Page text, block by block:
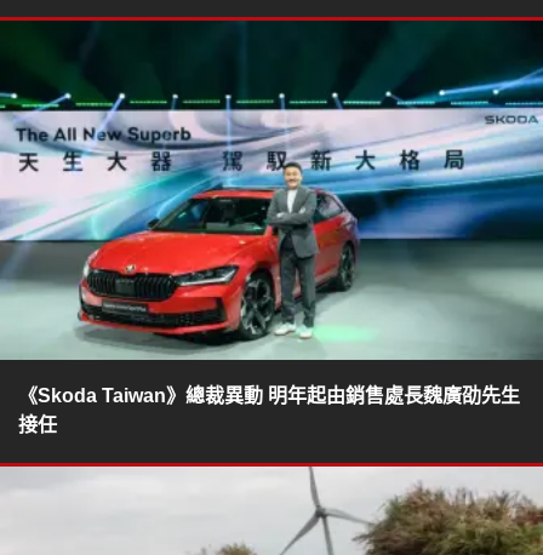
《Skoda Taiwan》總裁異動 明年起由銷售處長魏廣劭先生
接任